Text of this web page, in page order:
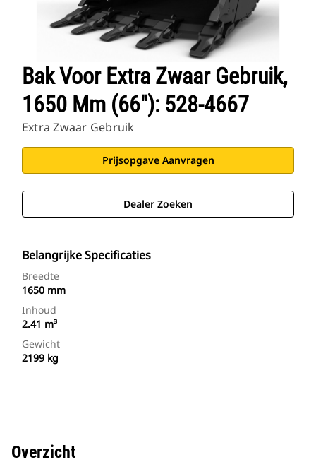
Bak Voor Extra Zwaar Gebruik,
1650 Mm (66"): 528-4667
Extra Zwaar Gebruik
Prijsopgave Aanvragen
Dealer Zoeken
Belangrijke Specificaties
Breedte
1650 mm
Inhoud
2.41 m³
Gewicht
2199 kg
Overzicht